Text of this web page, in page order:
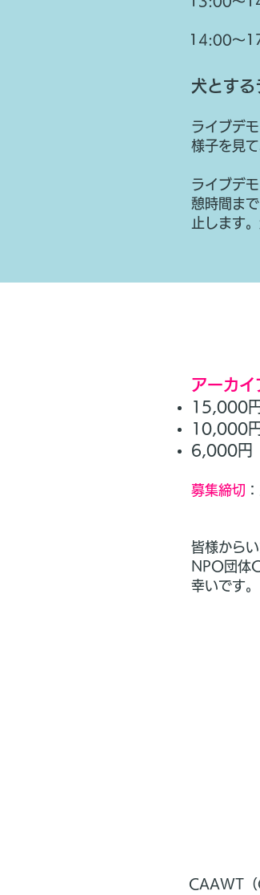
14:00〜
犬とする
ライブデ
様子を見
ライブデ
憩時間ま
止します
アーカイ
15,000円
10,000円
6,000円
募集締切 ：
皆様から
NPO団体
幸いです。
CAAWT